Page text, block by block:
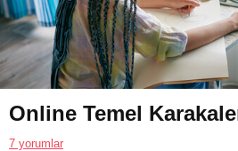
Online Temel
7 yorumlar